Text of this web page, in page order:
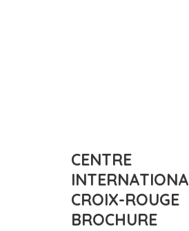
CENTRE
CROIX-ROUGE
BROCHURE